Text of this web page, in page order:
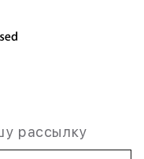
рассылку